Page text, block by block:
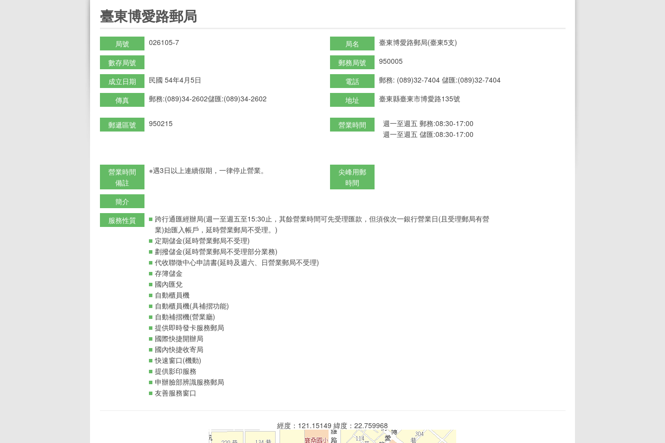
臺東博愛路郵局
局號 026105-7 局名 臺東博愛路郵局(臺東5支)
數存局號 郵務局號 950005
成立日期 民國 54年4月5日 電話 郵務: (089)32-7404 儲匯:(089)32-7404
傳真 郵務:(089)34-2602儲匯:(089)34-2602 地址 臺東縣臺東市博愛路135號
郵遞區號 950215 營業時間
週一至週五 郵務:08:30-17:00
週一至週五 儲匯:08:30-17:00
營業時間
備註
※遇3日以上連續假期，一律停止營業。
尖峰用郵
時間
簡介
服務性質
跨行通匯經辦局(週一至週五至15:30止，其餘營業時間可先受理匯款，但須俟次一銀行營業日(且受理郵局有營
業)始匯入帳戶，延時營業郵局不受理。)
定期儲金(延時營業郵局不受理)
劃撥儲金(延時營業郵局不受理部分業務)
代收聯徵中心申請書(延時及週六、日營業郵局不受理)
存簿儲金
國內匯兌
自動櫃員機
自動櫃員機(具補摺功能)
自動補摺機(營業廳)
提供即時發卡服務郵局
國際快捷開辦局
國內快捷收寄局
快速窗口(機動)
提供影印服務
申辦臉部辨識服務郵局
友善服務窗口
經度：121.15149 緯度：22.759968